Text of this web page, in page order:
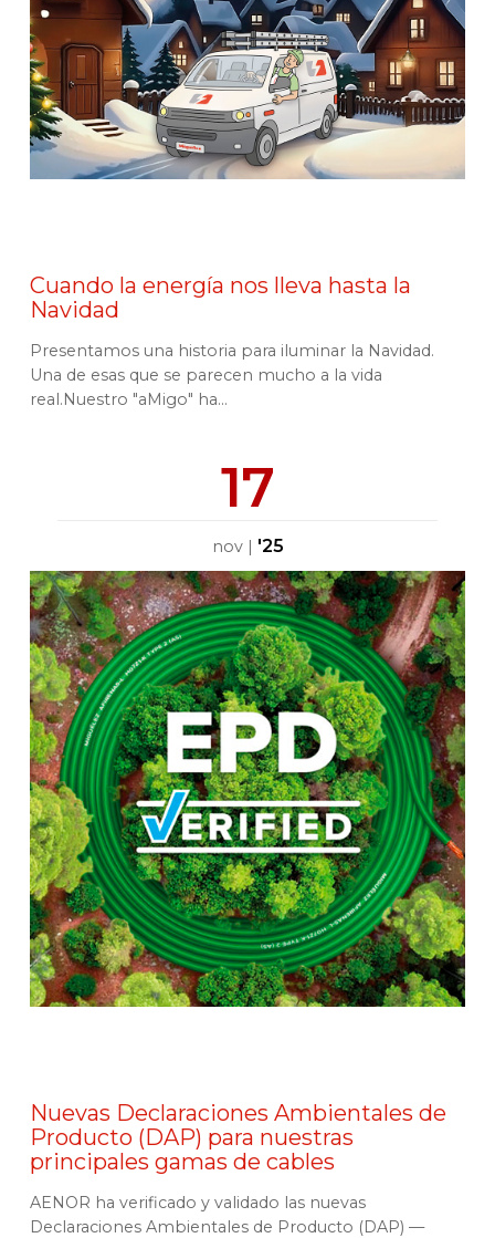
Cuando la energía nos lleva hasta la
Navidad
Presentamos una historia para iluminar la Navidad.
Una de esas que se parecen mucho a la vida
real.Nuestro "aMigo" ha...
17
nov| '25
Nuevas Declaraciones Ambientales de
Producto (DAP) para nuestras
principales gamas de cables
AENOR ha verificado y validado las nuevas
Declaraciones Ambientales de Producto (DAP) —